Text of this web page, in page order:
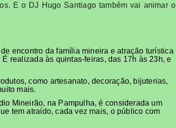
E o DJ Hugo Santiago também vai animar o
encontro da família mineira e atração turística
realizada às quintas-feiras, das 17h às 23h, e
como artesanato, decoração, bijuterias,
mais.
Mineirão, na Pampulha, é considerada um
tem atraído, cada vez mais, o público com